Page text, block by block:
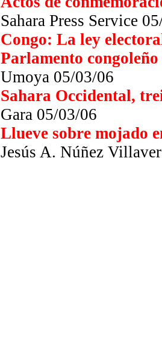
Sahara Press Service
Congo: La ley
Parlamento congoleño
Umoya 05/03/06
Sahara Occidental,
Gara 05/03/06
Llueve sobre mojado
Jesús A. Núñez